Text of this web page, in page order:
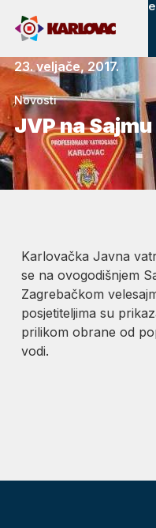
23. veljače, 2017.
Novosti
JVP na
Karlovačka Javna
se na ovogodišnjem
Zagrebačkom
posjetiteljima su
prilikom obrane od
vodi.